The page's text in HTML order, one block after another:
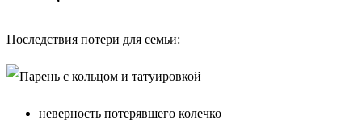
Последствия потери для семьи:
неверность потерявшего колечко